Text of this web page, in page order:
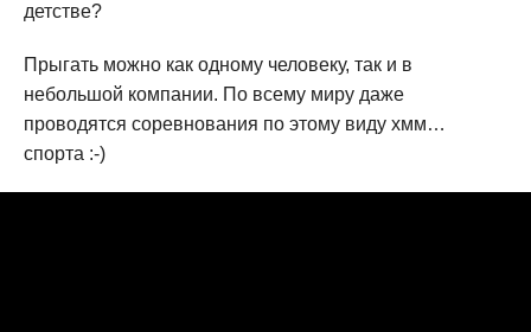
детстве?
Прыгать можно как одному человеку, так и в
небольшой компании. По всему миру даже
проводятся соревнования по этому виду хмм…
спорта :-)